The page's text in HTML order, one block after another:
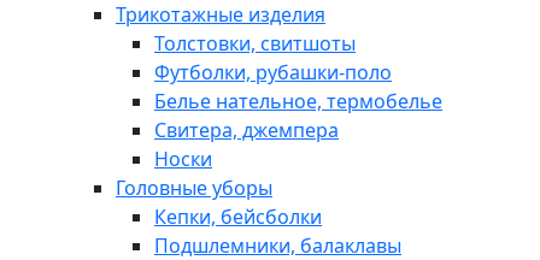
Трикотажные изделия
Толстовки, свитшоты
Футболки, рубашки-поло
Белье нательное, термобелье
Свитера, джемпера
Носки
Головные уборы
Кепки, бейсболки
Подшлемники, балаклавы